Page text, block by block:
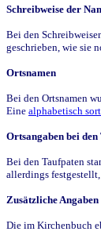
Schreibweise der
Bei den
geschrieben, wie sie
Ortsnamen
Bei den Ortsnamen
Eine alphabetisch
Ortsangaben bei den
Bei den Taufpaten
allerdings
Zusätzliche
Die im Kirchenbuch